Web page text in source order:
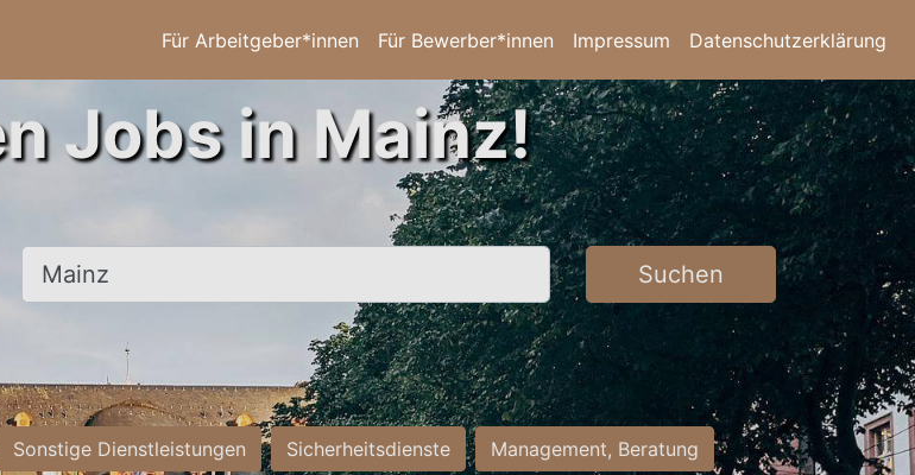
Für Arbeitgeber*innen Für Bewerber*innen Impressum Datenschutzerklärung
Jobs in Mainz!
Ort, Stadt Suchen
Sonstige Dienstleistungen Sicherheitsdienste Management, Beratung